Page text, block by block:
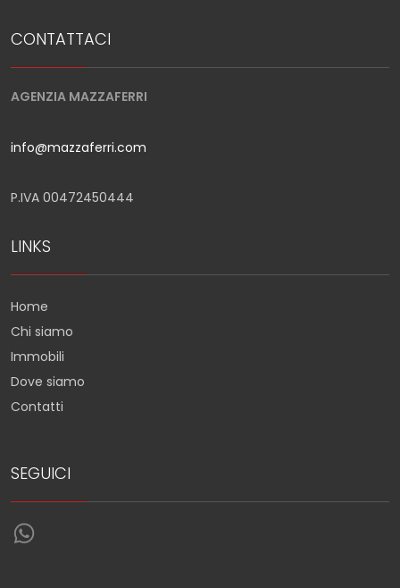
CONTATTACI
AGENZIA MAZZAFERRI
info@mazzaferri.com
P.IVA 00472450444
LINKS
Home
Chi siamo
Immobili
Dove siamo
Contatti
SEGUICI